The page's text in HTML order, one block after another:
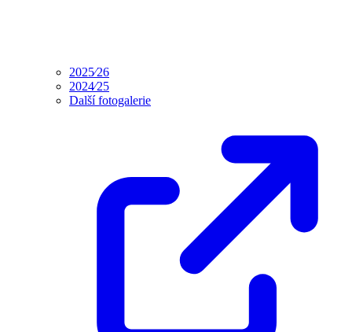
2025⁄26
2024⁄25
Další fotogalerie